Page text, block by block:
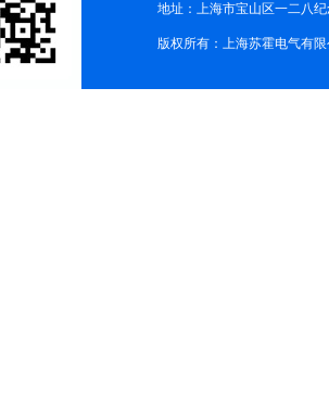
地址：上海市宝山区一二八纪
版权所有：上海苏霍电气有